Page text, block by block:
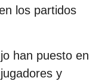
los partidos
han puesto en
y